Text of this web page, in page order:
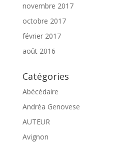
novembre 2017
octobre 2017
février 2017
août 2016
Catégories
Abécédaire
Andréa Genovese
AUTEUR
Avignon